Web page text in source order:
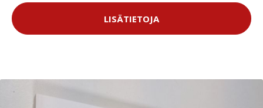
LISÄTIETOJA